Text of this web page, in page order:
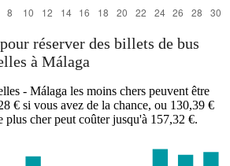
réserver des billets de bus
à Málaga
- Málaga les moins chers peuvent être
€ si vous avez de la chance, ou 130,39 €
cher peut coûter jusqu'à 157,32 €.